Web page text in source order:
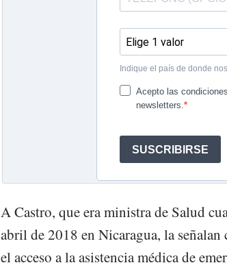
A Castro, que era ministra de Salud
abril de 2018 en Nicaragua, la
el acceso a la asistencia médica de